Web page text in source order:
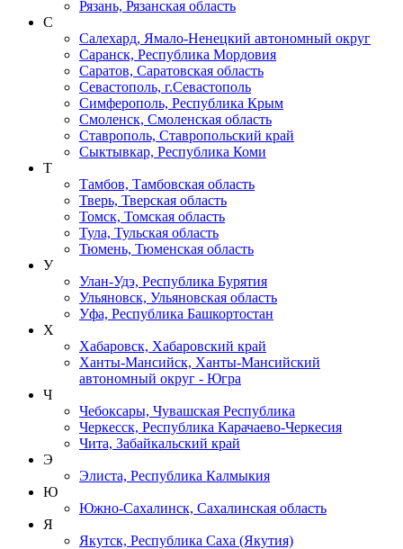
Рязань, Рязанская область
С
Салехард, Ямало-Ненецкий автономный округ
Саранск, Республика Мордовия
Саратов, Саратовская область
Севастополь, г.Севастополь
Симферополь, Республика Крым
Смоленск, Смоленская область
Ставрополь, Ставропольский край
Сыктывкар, Республика Коми
Т
Тамбов, Тамбовская область
Тверь, Тверская область
Томск, Томская область
Тула, Тульская область
Тюмень, Тюменская область
У
Улан-Удэ, Республика Бурятия
Ульяновск, Ульяновская область
Уфа, Республика Башкортостан
Х
Хабаровск, Хабаровский край
Ханты-Мансийск, Ханты-Мансийский
автономный округ - Югра
Ч
Чебоксары, Чувашская Республика
Черкесск, Республика Карачаево-Черкесия
Чита, Забайкальский край
Э
Элиста, Республика Калмыкия
Ю
Южно-Сахалинск, Сахалинская область
Я
Якутск, Республика Саха (Якутия)